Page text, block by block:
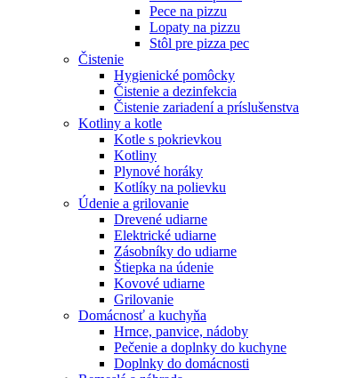
Pece na pizzu
Lopaty na pizzu
Stôl pre pizza pec
Čistenie
Hygienické pomôcky
Čistenie a dezinfekcia
Čistenie zariadení a príslušenstva
Kotliny a kotle
Kotle s pokrievkou
Kotliny
Plynové horáky
Kotlíky na polievku
Údenie a grilovanie
Drevené udiarne
Elektrické udiarne
Zásobníky do udiarne
Štiepka na údenie
Kovové udiarne
Grilovanie
Domácnosť a kuchyňa
Hrnce, panvice, nádoby
Pečenie a doplnky do kuchyne
Doplnky do domácnosti